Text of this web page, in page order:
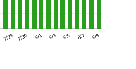
7/28 7/30 8/1 8/3 8/5 8/7 8/9